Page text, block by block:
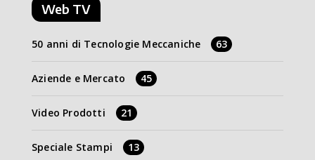
Web TV
50 anni di Tecnologie Meccaniche 63
Aziende e Mercato 45
Video Prodotti 21
Speciale Stampi 13